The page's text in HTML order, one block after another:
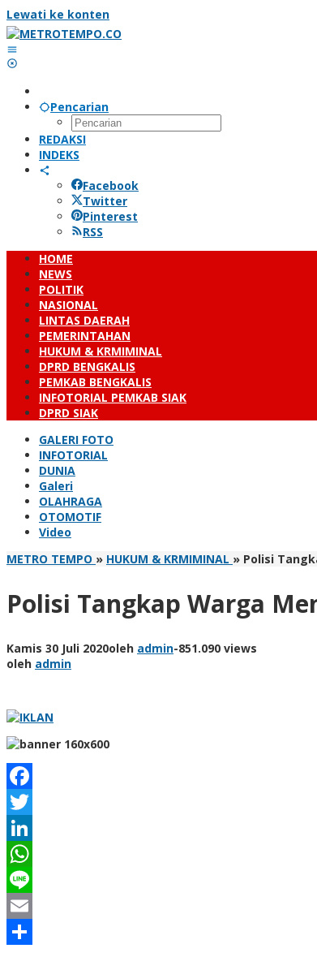
Lewati ke konten
Pencarian
REDAKSI
INDEKS
Facebook
Twitter
Pinterest
RSS
HOME
NEWS
POLITIK
NASIONAL
LINTAS DAERAH
PEMERINTAHAN
HUKUM & KRMIMINAL
DPRD BENGKALIS
PEMKAB BENGKALIS
INFOTORIAL PEMKAB SIAK
DPRD SIAK
GALERI FOTO
INFOTORIAL
DUNIA
Galeri
OLAHRAGA
OTOMOTIF
Video
METRO TEMPO » HUKUM & KRMIMINAL » Polisi
Polisi Tangkap Warga
Kamis 30 Juli 2020oleh admin-851.090 views
oleh admin
Facebook
Twitter
LinkedIn
WhatsApp
Line
Email